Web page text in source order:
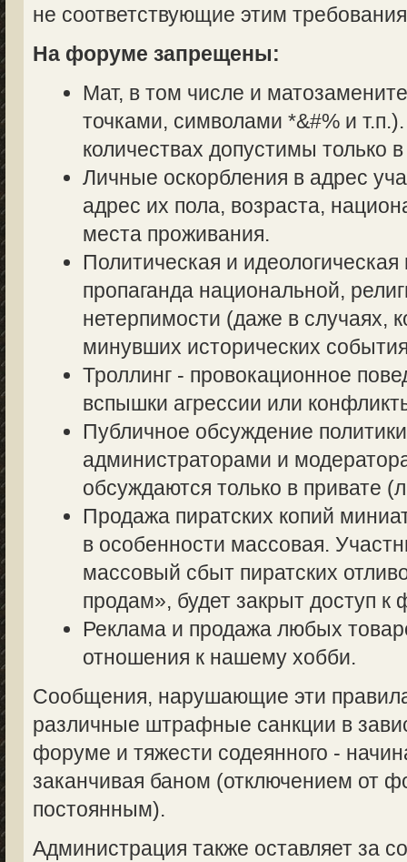
не соответствующие этим
На форуме запрещены:
Мат, в том числе и
точками, символами *&#% и
количествах допустимы только
Личные оскорбления в адрес
адрес их пола, возраста,
места проживания.
Политическая и
пропаганда национальной,
нетерпимости (даже в случаях,
минувших исторических
Троллинг - провокационное
вспышки агрессии или
Публичное обсуждение
администраторами и
обсуждаются только в привате
Продажа пиратских копий
в особенности массовая.
массовый сбыт пиратских
продам», будет закрыт доступ к
Реклама и продажа любых
отношения к нашему хобби.
Сообщения, нарушающие эти
различные штрафные санкции в
форуме и тяжести содеянного -
заканчивая баном (отключением от
постоянным).
Администрация также оставляет за